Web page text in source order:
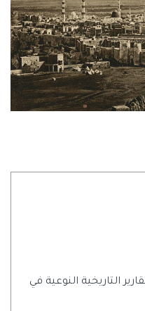
التاريخية النوعية في